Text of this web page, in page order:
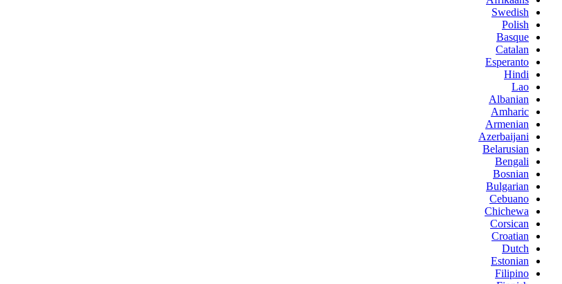
Swedish
Polish
Basque
Catalan
Esperanto
Hindi
Lao
Albanian
Amharic
Armenian
Azerbaijani
Belarusian
Bengali
Bosnian
Bulgarian
Cebuano
Chichewa
Corsican
Croatian
Dutch
Estonian
Filipino